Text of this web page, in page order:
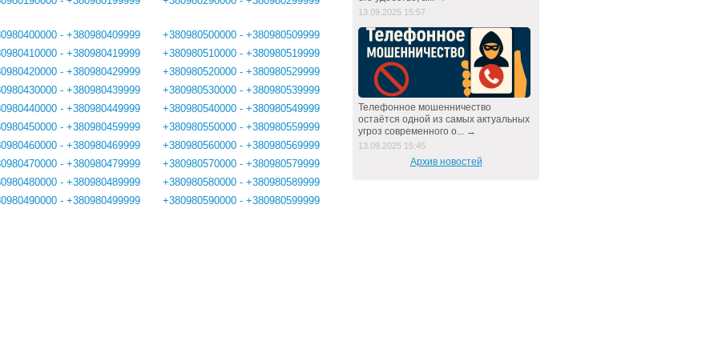
- +380980409999
- +380980419999
- +380980429999
- +380980439999
- +380980449999
- +380980459999
- +380980469999
- +380980479999
- +380980489999
- +380980499999
+380980500000 - +380980509999
+380980510000 - +380980519999
+380980520000 - +380980529999
+380980530000 - +380980539999
+380980540000 - +380980549999
+380980550000 - +380980559999
+380980560000 - +380980569999
+380980570000 - +380980579999
+380980580000 - +380980589999
+380980590000 - +380980599999
13.09.2025 15:57
Телефонное мошенничество
остаётся одной из самых актуальных
угроз современного о... →
13.09.2025 15:45
Архив новостей